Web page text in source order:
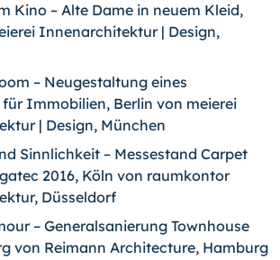
Kino – Alte Dame in neuem Kleid,
Innenarchitektur | Design,
– Neugestaltung eines
Immobilien, Berlin von meierei
| Design, München
Sinnlichkeit – Messestand Carpet
2016, Köln von raumkontor
Düsseldorf
– Generalsanierung Townhouse
von Reimann Architecture, Hamburg